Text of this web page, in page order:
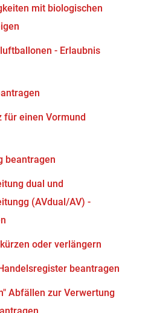
mit biologischen
- Erlaubnis
für einen Vormund
beantragen
dual und
(AVdual/AV) -
oder verlängern
beantragen
Abfällen zur Verwertung